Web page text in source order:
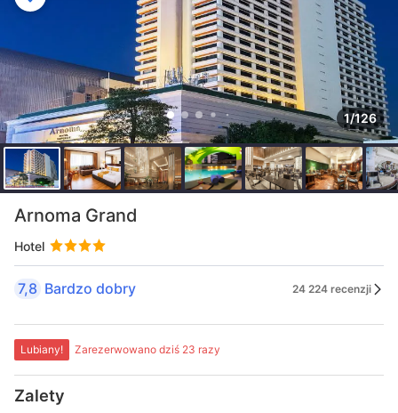
1/126
Arnoma Grand
Hotel
7,8 Bardzo dobry 24 224 recenzji
Lubiany! Zarezerwowano dziś 23 razy
Zalety